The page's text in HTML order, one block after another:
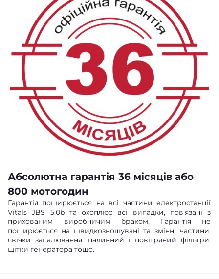
Абсолютна гарантія 36 місяців або
800 мотогодин
Гарантія поширюється на всі частини електростанції
Vitals JBS 5.0b та охоплює всі випадки, пов’язані з
прихованим виробничим браком. Гарантія не
поширюється на швидкозношувані та змінні частини:
свічки запалювання, паливний і повітряний фільтри,
щітки генератора тощо.